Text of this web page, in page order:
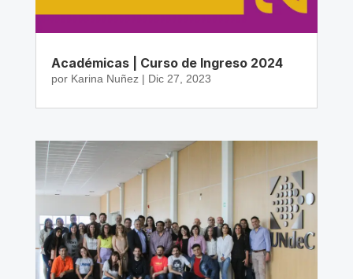
Académicas | Curso de Ingreso 2024
por Karina Nuñez| Dic 27, 2023